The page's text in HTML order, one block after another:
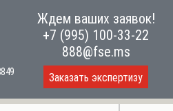
Ждем ваших заявок!
+7 (995) 100-33-22
888@fse.ms
Заказать экспертизу